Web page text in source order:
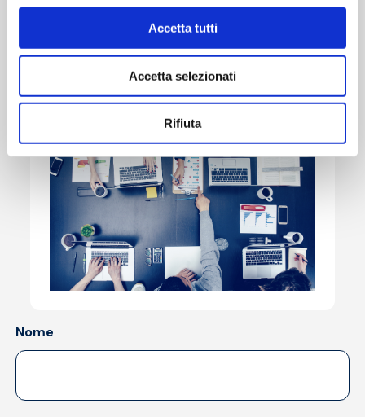
Accetta tutti
Accetta selezionati
Rifiuta
Lavora con noi
Inviaci il tuo CV, lo esamineremo con attenzione!
Nome